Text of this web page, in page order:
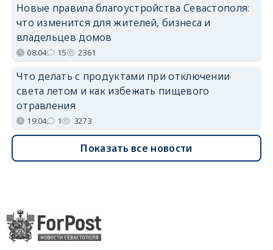
Новые правила благоустройства Севастополя:
что изменится для жителей, бизнеса и
владельцев домов
08:04 15 2361
Что делать с продуктами при отключении
света летом и как избежать пищевого
отравления
19:04 1 3273
Показать все новости